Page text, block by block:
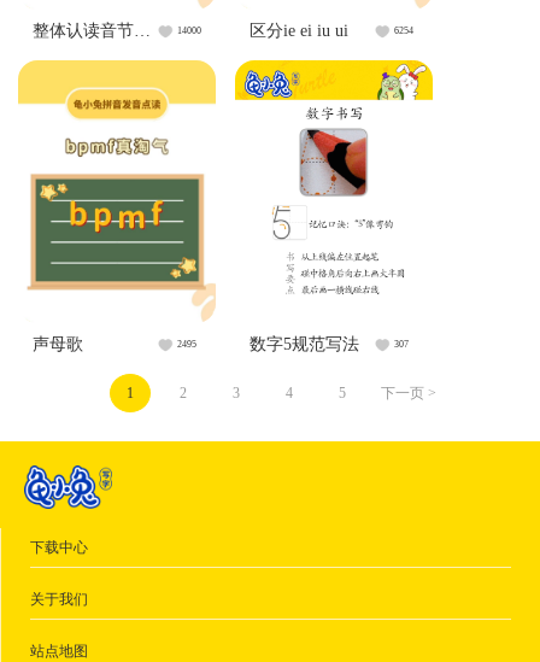
整体认读音节口诀 14000 区分ie ei iu ui 6254
声母歌 2495 数字5规范写法 307
1 2 3 4 5 下一页 >
下载中心
关于我们
站点地图